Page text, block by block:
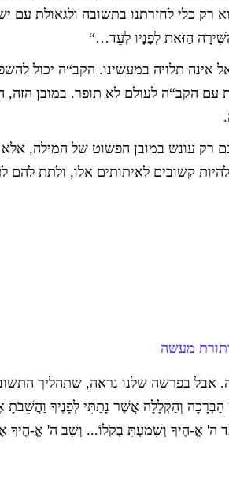
רק כלי לחזרתנו בתשובה ולגאולת עם
הַזֹּאת לְפָנָיו לְעֵד…“
תלויה במעשינו. הקב“ה יכול
עם הקב“ה לעולם לא תופר. במובן הזה,
רק עונש במובן הפשוט של המילה,
קשובים לאיתותים אלו, ולתת להם
ותורת מעשה
אבל בפרשה שלנו נראה, שתהליך
הַבְּרָכָה וְהַקְּלָלָה אֲשֶׁר נָתַתִּי לְפָנֶיךָ וַהֲשֵׁבֹתָ
ה' אֱ-הֶיךָ וְשָׁמַעְתָּ בְקֹלוֹ... וְשָׁב ה' אֱ-הֶיךָ